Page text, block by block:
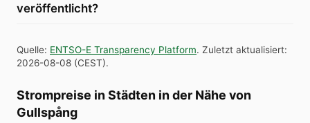
veröffentlicht?
Quelle: ENTSO-E Transparency Platform. Zuletzt aktualisiert:
2026-08-08 (CEST).
Strompreise in Städten in der Nähe von
Gullspång